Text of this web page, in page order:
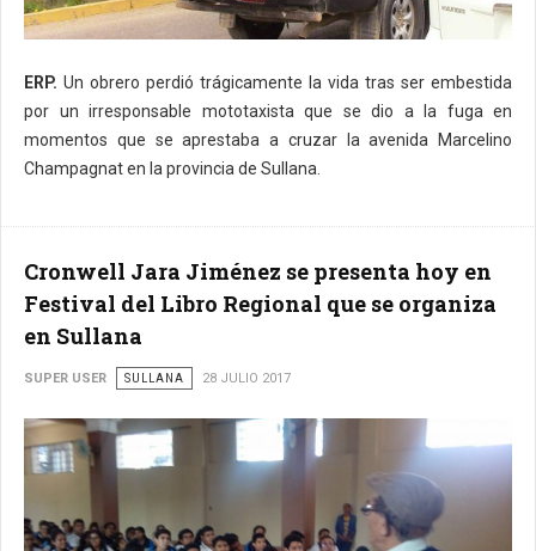
ERP. Un obrero perdió trágicamente la vida tras ser embestida
por un irresponsable mototaxista que se dio a la fuga en
momentos que se aprestaba a cruzar la avenida Marcelino
Champagnat en la provincia de Sullana.
Cronwell Jara Jiménez se presenta hoy en
Festival del Libro Regional que se organiza
en Sullana
SUPER USER SULLANA 28 JULIO 2017